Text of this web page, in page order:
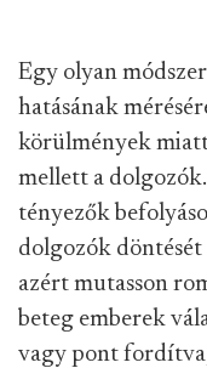
Egy olyan
hatásának
körülmények
mellett a
tényezők
dolgozók döntését
azért mutasson
beteg emberek
vagy pont